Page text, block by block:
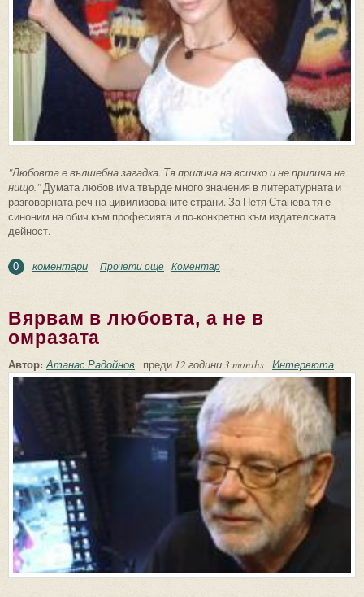
"Любовта е вълшебна загадка. Тя прилича на всичко и не прилича на
нищо."Думата любов има твърде много значения в литературната и
разговорната реч на цивилизованите страни. За Петя Станева тя е
синоним на обич към професията и по-конкретно към издателската
дейност.
0 коментари Прочети още about Коя е Петя Станева, из "Когато
Коментар
Вярвам в любовта, а не в
омразата
Автор:Атанас Радойнов преди 12 години 3 months Интервюта